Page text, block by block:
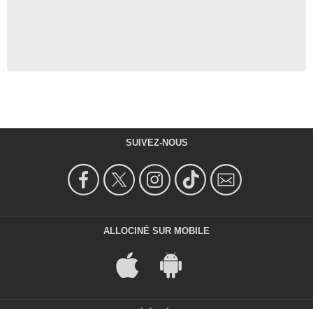
SUIVEZ-NOUS
ALLOCINÉ SUR MOBILE